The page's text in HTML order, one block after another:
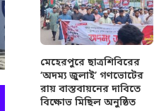
মেহেরপুরে ছাত্রশিবিরের
‘অদম্য জুলাই’ গণভোটের
রায় বাস্তবায়নের দাবিতে
বিক্ষোভ মিছিল অনুষ্ঠিত